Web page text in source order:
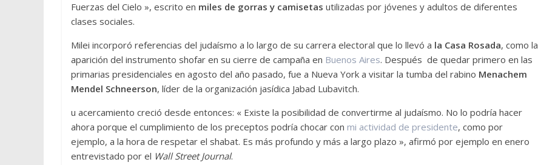
Fuerzas del Cielo », escrito en miles de gorras y camisetas utilizadas por jóvenes y adultos de diferentes
clases sociales.
Milei incorporó referencias del judaísmo a lo largo de su carrera electoral que lo llevó a la Casa Rosada, como la
aparición del instrumento shofar en su cierre de campaña en Buenos Aires. Después de quedar primero en las
primarias presidenciales en agosto del año pasado, fue a Nueva York a visitar la tumba del rabino Menachem
Mendel Schneerson, líder de la organización jasídica Jabad Lubavitch.
u acercamiento creció desde entonces: « Existe la posibilidad de convertirme al judaísmo. No lo podría hacer
ahora porque el cumplimiento de los preceptos podría chocar con mi actividad de presidente, como por
ejemplo, a la hora de respetar el shabat. Es más profundo y más a largo plazo », afirmó por ejemplo en enero
entrevistado por el Wall Street Journal.